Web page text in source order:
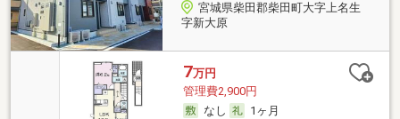
宮城県柴田郡柴田町大字上名生
字新大原
7万円
管理費2,900円
なし
1ヶ月